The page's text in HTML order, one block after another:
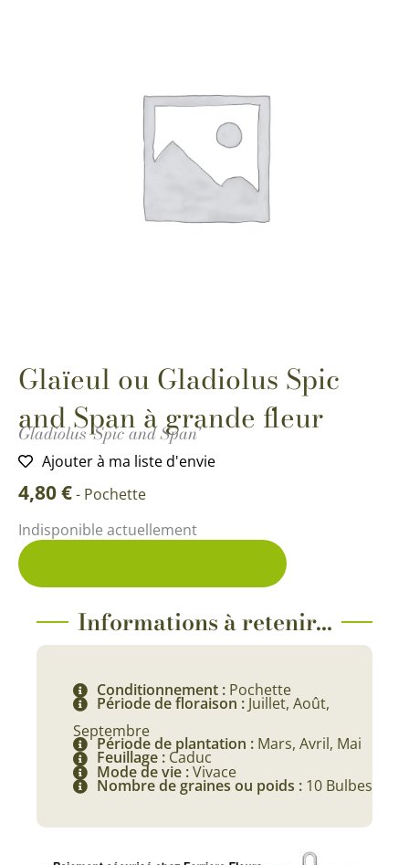
Glaïeul ou Gladiolus Spic
and Span à grande fleur
Gladiolus 'Spic and Span'
Ajouter à ma liste d'envie
4,80€- Pochette
Indisponible actuellement
Informations à retenir...
Conditionnement : Pochette
Période de floraison : Juillet, Août,
Septembre
Période de plantation : Mars, Avril, Mai
Feuillage : Caduc
Mode de vie :Vivace
Nombre de graines ou poids : 10 Bulbes